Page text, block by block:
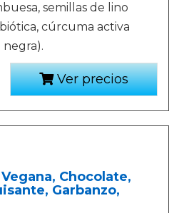
semillas de lino
cúrcuma activa
Ver precios
Chocolate,
Garbanzo,